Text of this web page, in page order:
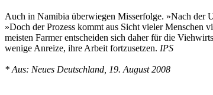
Auch in Namibia überwiegen Misserfolge. »Nach der
»Doch der Prozess kommt aus Sicht vieler Menschen
meisten Farmer entscheiden sich daher für die
wenige Anreize, ihre Arbeit fortzusetzen. IPS
* Aus: Neues Deutschland, 19. August 2008